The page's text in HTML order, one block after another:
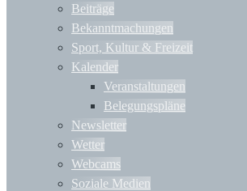
Beiträge
Bekanntmachungen
Sport, Kultur & Freizeit
Kalender
Veranstaltungen
Belegungspläne
Newsletter
Wetter
Webcams
Soziale Medien